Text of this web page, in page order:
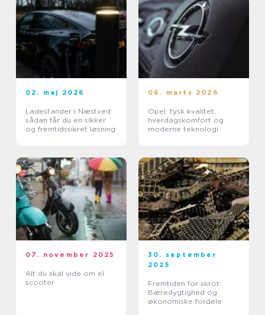
02. maj 2026
Ladestander i Næstved:
sådan får du en sikker
og fremtidssikret løsning
06. marts 2026
Opel: tysk kvalitet,
hverdagskomfort og
moderne teknologi
07. november 2025
Alt du skal vide om el
scooter
30. september
2025
Fremtiden for skrot:
Bæredygtighed og
økonomiske fordele